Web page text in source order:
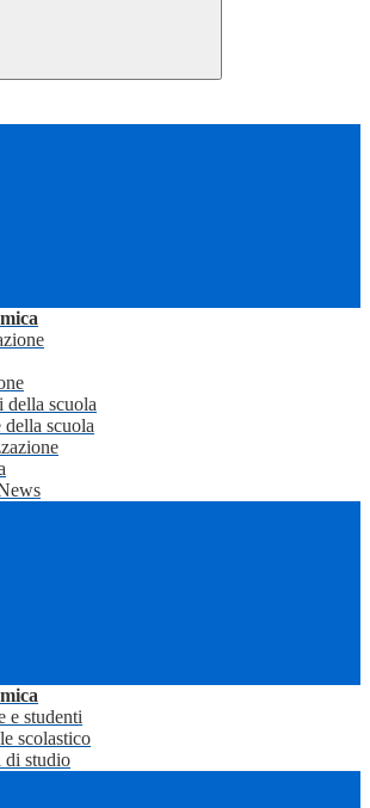
della scuola
della scuola
e studenti
scolastico
di studio